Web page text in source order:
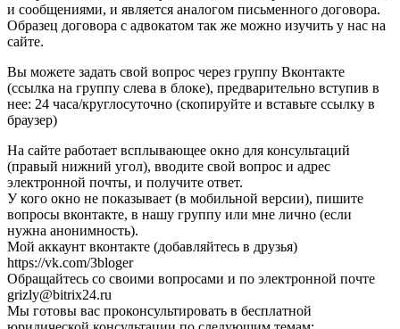
и сообщениями, и является аналогом письменного договора.
Образец договора с адвокатом так же можно изучить у нас на
сайте.
Вы можете задать свой вопрос через группу Вконтакте
(ссылка на группу слева в блоке), предварительно вступив в
нее: 24 часа/круглосуточно (скопируйте и вставьте ссылку в
браузер)
На сайте работает всплывающее окно для консультаций
(правый нижний угол), вводите свой вопрос и адрес
электронной почты, и получите ответ.
У кого окно не показывает (в мобильной версии), пишите
вопросы вконтакте, в нашу группу или мне лично (если
нужна анонимность).
Мой аккаунт вконтакте (добавляйтесь в друзья)
https://vk.com/3bloger
Обращайтесь со своими вопросами и по электронной почте
grizly@bitrix24.ru
Мы готовы вас проконсультировать в бесплатной